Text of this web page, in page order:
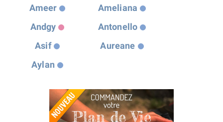
Ameer
Ameliana
Andgy
Antonello
Asif
Aureane
Aylan